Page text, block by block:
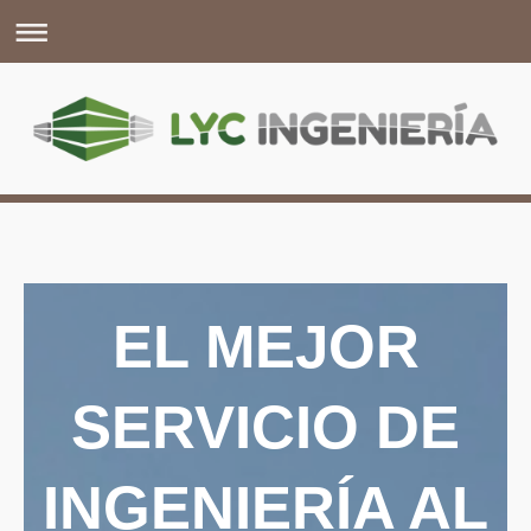
EL MEJOR
SERVICIO DE
INGENIERÍA AL